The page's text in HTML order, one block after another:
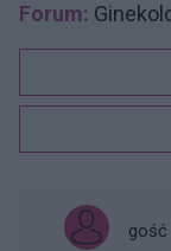
Forum:
gość